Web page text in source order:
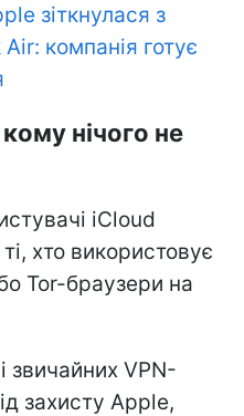
зіткнулася з
компанія готує
нічого не
iCloud
хто використовує
Tor-браузери на
звичайних VPN-
захисту Apple,